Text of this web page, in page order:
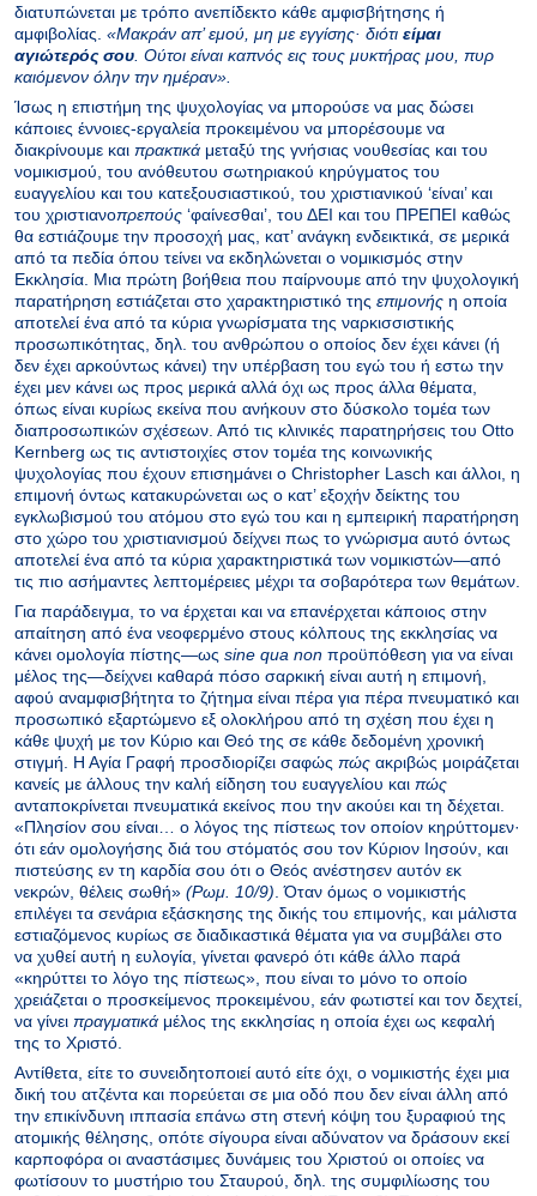
διατυπώνεται με τρόπο ανεπίδεκτο κάθε αμφισβήτησης ή
αμφιβολίας. «Μακράν απ’ εμού, μη με εγγίσης· διότι είμαι
αγιώτερός σου . Ούτοι είναι καπνός εις τους μυκτήρας μου, πυρ
καιόμενον όλην την ημέραν».
Ίσως η επιστήμη της ψυχολογίας να μπορούσε να μας δώσει
κάποιες έννοιες-εργαλεία προκειμένου να μπορέσουμε να
διακρίνουμε και πρακτικά μεταξύ της γνήσιας νουθεσίας και του
νομικισμού, του ανόθευτου σωτηριακού κηρύγματος του
ευαγγελίου και του κατεξουσιαστικού, του χριστιανικού ‘είναι’ και
του χριστιανοπρεπούς ‘φαίνεσθαι’, του ΔΕΙ και του ΠΡΕΠΕΙ καθώς
θα εστιάζουμε την προσοχή μας, κατ’ ανάγκη ενδεικτικά, σε μερικά
από τα πεδία όπου τείνει να εκδηλώνεται ο νομικισμός στην
Εκκλησία. Μια πρώτη βοήθεια που παίρνουμε από την ψυχολογική
παρατήρηση εστιάζεται στο χαρακτηριστικό της επιμονής η οποία
αποτελεί ένα από τα κύρια γνωρίσματα της ναρκισσιστικής
προσωπικότητας, δηλ. του ανθρώπου ο οποίος δεν έχει κάνει (ή
δεν έχει αρκούντως κάνει) την υπέρβαση του εγώ του ή εστω την
έχει μεν κάνει ως προς μερικά αλλά όχι ως προς άλλα θέματα,
όπως είναι κυρίως εκείνα που ανήκουν στο δύσκολο τομέα των
διαπροσωπικών σχέσεων. Από τις κλινικές παρατηρήσεις του Οtto
Kernberg ως τις αντιστοιχίες στον τομέα της κοινωνικής
ψυχολογίας που έχουν επισημάνει ο Christopher Lasch και άλλοι, η
επιμονή όντως κατακυρώνεται ως ο κατ’ εξοχήν δείκτης του
εγκλωβισμού του ατόμου στο εγώ του και η εμπειρική παρατήρηση
στο χώρο του χριστιανισμού δείχνει πως το γνώρισμα αυτό όντως
αποτελεί ένα από τα κύρια χαρακτηριστικά των νομικιστών—από
τις πιο ασήμαντες λεπτομέρειες μέχρι τα σοβαρότερα των θεμάτων.
Για παράδειγμα, το να έρχεται και να επανέρχεται κάποιος στην
απαίτηση από ένα νεοφερμένο στους κόλπους της εκκλησίας να
κάνει ομολογία πίστης—ως sine qua non προϋπόθεση για να είναι
μέλος της—δείχνει καθαρά πόσο σαρκική είναι αυτή η επιμονή,
αφού αναμφισβήτητα το ζήτημα είναι πέρα για πέρα πνευματικό και
προσωπικό εξαρτώμενο εξ ολοκλήρου από τη σχέση που έχει η
κάθε ψυχή με τον Κύριο και Θεό της σε κάθε δεδομένη χρονική
στιγμή. Η Αγία Γραφή προσδιορίζει σαφώς πώς ακριβώς μοιράζεται
κανείς με άλλους την καλή είδηση του ευαγγελίου και πώς
ανταποκρίνεται πνευματικά εκείνος που την ακούει και τη δέχεται.
«Πλησίον σου είναι… ο λόγος της πίστεως τον οποίον κηρύττομεν·
ότι εάν ομολογήσης διά του στόματός σου τον Κύριον Ιησούν, και
πιστεύσης εν τη καρδία σου ότι ο Θεός ανέστησεν αυτόν εκ
νεκρών, θέλεις σωθή» (Ρωμ. 10/9). Όταν όμως ο νομικιστής
επιλέγει τα σενάρια εξάσκησης της δικής του επιμονής, και μάλιστα
εστιαζόμενος κυρίως σε διαδικαστικά θέματα για να συμβάλει στο
να χυθεί αυτή η ευλογία, γίνεται φανερό ότι κάθε άλλο παρά
«κηρύττει το λόγο της πίστεως», που είναι το μόνο το οποίο
χρειάζεται ο προσκείμενος προκειμένου, εάν φωτιστεί και τον δεχτεί,
να γίνει πραγματικά μέλος της εκκλησίας η οποία έχει ως κεφαλή
της το Χριστό.
Αντίθετα, είτε το συνειδητοποιεί αυτό είτε όχι, ο νομικιστής έχει μια
δική του ατζέντα και πορεύεται σε μια οδό που δεν είναι άλλη από
την επικίνδυνη ιππασία επάνω στη στενή κόψη του ξυραφιού της
ατομικής θέλησης, οπότε σίγουρα είναι αδύνατον να δράσουν εκεί
καρποφόρα οι αναστάσιμες δυνάμεις του Χριστού οι οποίες να
φωτίσουν το μυστήριο του Σταυρού, δηλ. της συμφιλίωσης του